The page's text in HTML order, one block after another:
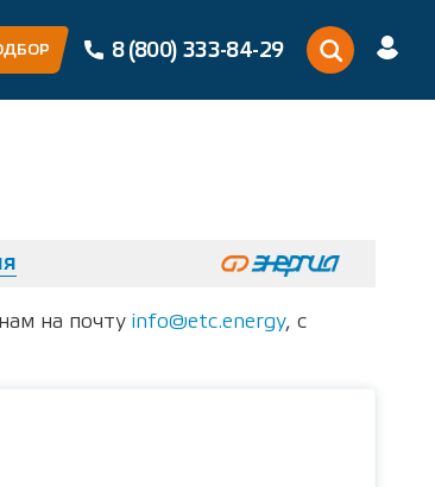
8 (800) 333-84-29
на почту info@etc.energy, с